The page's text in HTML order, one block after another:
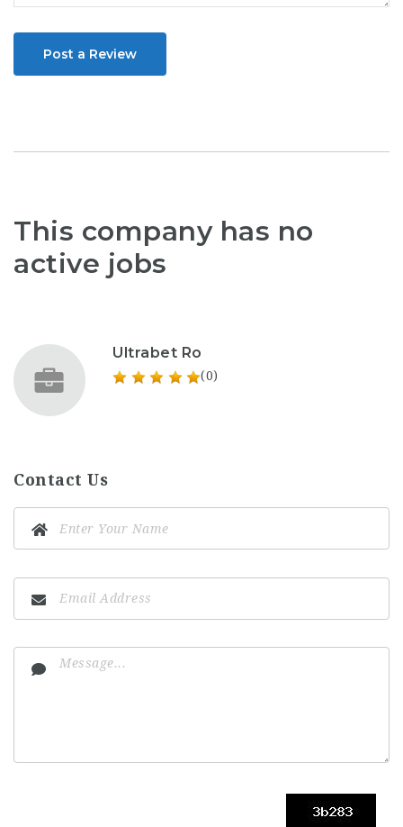
Post a Review
This company has no
active jobs
Ultrabet Ro
(0)
Contact Us